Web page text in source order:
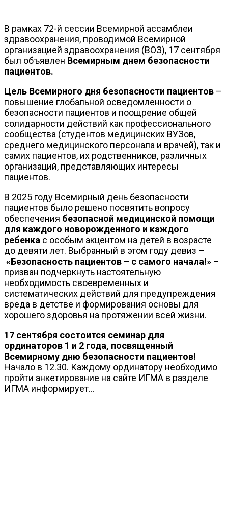
В рамках 72-й сессии Всемирной ассамблеи
здравоохранения, проводимой Всемирной
организацией здравоохранения (ВОЗ), 17 сентября
был объявлен Всемирным днем безопасности
пациентов.
Цель Всемирного дня безопасности пациентов –
повышение глобальной осведомленности о
безопасности пациентов и поощрение общей
солидарности действий как профессионального
сообщества (студентов медицинских ВУЗов,
среднего медицинского персонала и врачей), так и
самих пациентов, их родственников, различных
организаций, представляющих интересы
пациентов.
В 2025 году Всемирный день безопасности
пациентов было решено посвятить вопросу
обеспечения безопасной медицинской помощи
для каждого новорожденного и каждого
ребенка с особым акцентом на детей в возрасте
до девяти лет. Выбранный в этом году девиз –
«Безопасность пациентов – с самого начала!» –
призван подчеркнуть настоятельную
необходимость своевременных и
систематических действий для предупреждения
вреда в детстве и формирования основы для
хорошего здоровья на протяжении всей жизни.
17 сентября состоится семинар для
ординаторов 1 и 2 года, посвященный
Всемирному дню безопасности пациентов!
Начало в 12.30. Каждому ординатору необходимо
пройти анкетирование на сайте ИГМА в разделе
ИГМА информирует...